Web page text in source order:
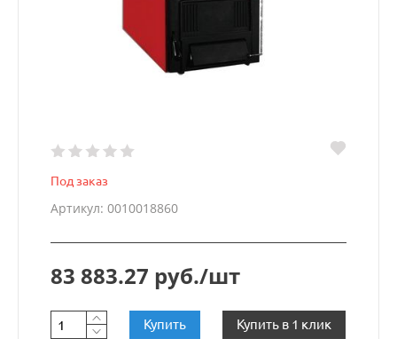
Под заказ
Артикул: 0010018860
83 883.27 руб./шт
Купить Купить в 1 клик